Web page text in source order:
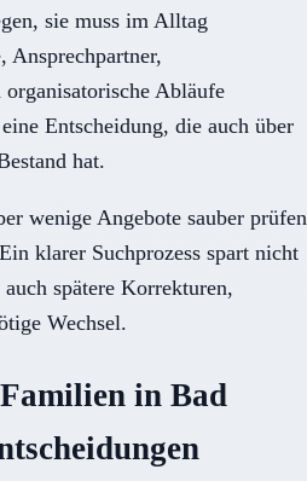
sie muss im Alltag
Ansprechpartner,
Abläufe
Entscheidung, die auch über
hat.
wenige Angebote sauber prüfen
klarer Suchprozess spart nicht
spätere Korrekturen,
Wechsel.
in Bad